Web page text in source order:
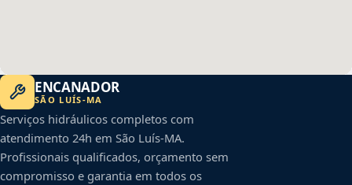
ENCANADOR
SÃO LUÍS-MA
Serviços hidráulicos completos com
atendimento 24h em São Luís-MA.
Profissionais qualificados, orçamento sem
compromisso e garantia em todos os